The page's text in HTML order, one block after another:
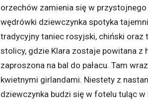
orzechów zamienia się w przystojnego
wędrówki dziewczynka spotyka
tradycyjny taniec rosyjski, chiński
stolicy, gdzie Klara zostaje powitana
zaproszona na bal do pałacu. Tam
kwietnymi girlandami. Niestety z
dziewczynka budzi się w fotelu tuląc